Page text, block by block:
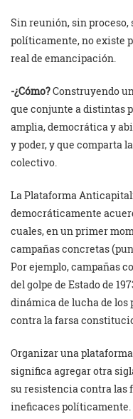
Sin reunión, sin
políticamente, no existe
real de emancipación.
-¿Cómo?Construyendo
que conjunte a distintas
amplia, democrática y
y poder, y que comparta
colectivo.
La Plataforma
democráticamente
cuales, en un primer
campañas concretas
Por ejemplo, campañas
del golpe de Estado de
dinámica de lucha de
contra la farsa
Organizar una
significa agregar otra
su resistencia contra las
ineficaces políticamente.